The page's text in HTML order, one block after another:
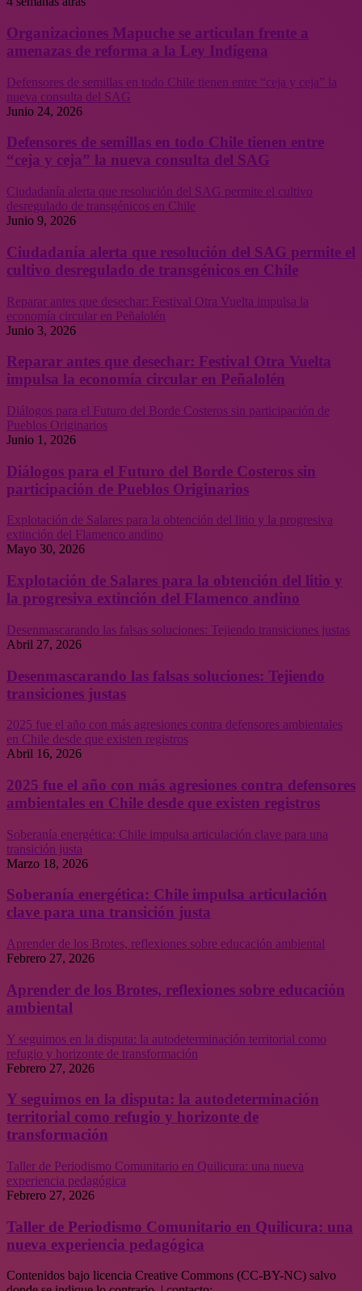
Organizaciones Mapuche se articulan frente a
amenazas de reforma a la Ley Indígena
Defensores de semillas en todo Chile tienen entre “ceja y ceja” la
nueva consulta del SAG
Junio 24, 2026
Defensores de semillas en todo Chile tienen entre
“ceja y ceja” la nueva consulta del SAG
Ciudadanía alerta que resolución del SAG permite el cultivo
desregulado de transgénicos en Chile
Junio 9, 2026
Ciudadanía alerta que resolución del SAG permite el
cultivo desregulado de transgénicos en Chile
Reparar antes que desechar: Festival Otra Vuelta impulsa la
economía circular en Peñalolén
Junio 3, 2026
Reparar antes que desechar: Festival Otra Vuelta
impulsa la economía circular en Peñalolén
Diálogos para el Futuro del Borde Costeros sin participación de
Pueblos Originarios
Junio 1, 2026
Diálogos para el Futuro del Borde Costeros sin
participación de Pueblos Originarios
Explotación de Salares para la obtención del litio y la progresiva
extinción del Flamenco andino
Mayo 30, 2026
Explotación de Salares para la obtención del litio y
la progresiva extinción del Flamenco andino
Desenmascarando las falsas soluciones: Tejiendo transiciones justas
Abril 27, 2026
Desenmascarando las falsas soluciones: Tejiendo
transiciones justas
2025 fue el año con más agresiones contra defensores ambientales
en Chile desde que existen registros
Abril 16, 2026
2025 fue el año con más agresiones contra defensores
ambientales en Chile desde que existen registros
Soberanía energética: Chile impulsa articulación clave para una
transición justa
Marzo 18, 2026
Soberanía energética: Chile impulsa articulación
clave para una transición justa
Aprender de los Brotes, reflexiones sobre educación ambiental
Febrero 27, 2026
Aprender de los Brotes, reflexiones sobre educación
ambiental
Y seguimos en la disputa: la autodeterminación territorial como
refugio y horizonte de transformación
Febrero 27, 2026
Y seguimos en la disputa: la autodeterminación
territorial como refugio y horizonte de
transformación
Taller de Periodismo Comunitario en Quilicura: una nueva
experiencia pedagógica
Febrero 27, 2026
Taller de Periodismo Comunitario en Quilicura: una
nueva experiencia pedagógica
Contenidos bajo licencia Creative Commons (CC-BY-NC) salvo